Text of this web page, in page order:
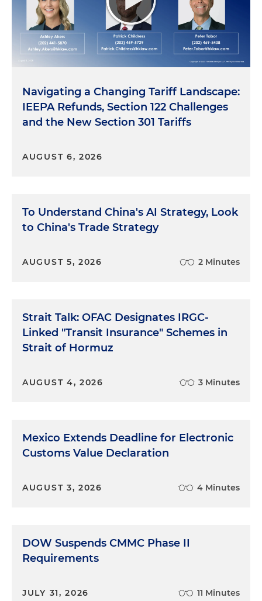
Navigating a Changing Tariff Landscape:
IEEPA Refunds, Section 122 Challenges
and the New Section 301 Tariffs
AUGUST 6, 2026
To Understand China's AI Strategy, Look
to China's Trade Strategy
AUGUST 5, 2026 2 Minutes
Strait Talk: OFAC Designates IRGC-
Linked "Transit Insurance" Schemes in
Strait of Hormuz
AUGUST 4, 2026 3 Minutes
Mexico Extends Deadline for Electronic
Customs Value Declaration
AUGUST 3, 2026 4 Minutes
DOW Suspends CMMC Phase II
Requirements
JULY 31, 2026 11 Minutes